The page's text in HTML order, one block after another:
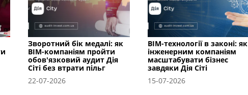
Зворотний бік медалі: як
BIM-компаніям пройти
обов'язковий аудит Дія
Сіті без втрати пільг
22-07-2026
BIM-технології в законі: як
інженерним компаніям
масштабувати бізнес
завдяки Дія Сіті
15-07-2026